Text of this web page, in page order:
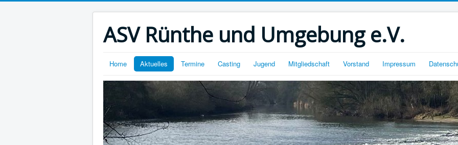
ASV Rünthe und Umgebung e.V.
Home Aktuelles Termine Casting Jugend Mitgliedschaft Vorstand Impressum